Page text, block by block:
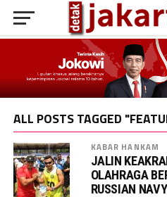
ALL POSTS TAGGED
KABAR HANKAM
JALIN
OLAHRAGA
RUSSIAN NAVY